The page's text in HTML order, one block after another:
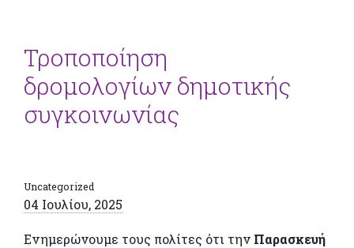
Τροποποίηση
δρομολογίων δημοτικής
συγκοινωνίας
Uncategorized
04 Ιουλίου, 2025
Ενημερώνουμε τους πολίτες ότι την Παρασκευή